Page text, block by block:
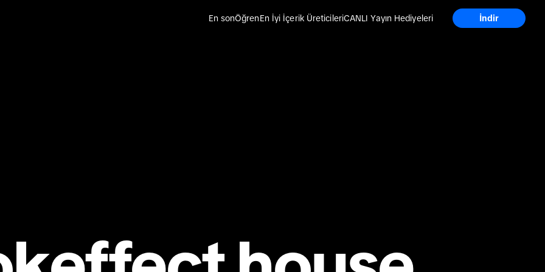
En sonÖğrenEn İyi İçerik ÜreticileriCANLI Yayın Hediyeleri İndir